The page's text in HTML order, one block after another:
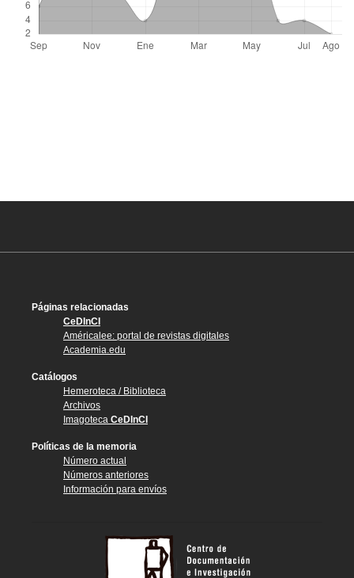
Páginas relacionadas
CeDInCI
Américalee: portal de revistas digitales
Academia.edu
Catálogos
Hemeroteca / Biblioteca
Archivos
Imagoteca CeDInCI
Políticas de la memoria
Número actual
Números anteriores
Información para envíos